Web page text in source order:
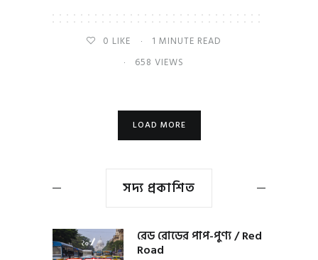
0 LIKE
1 MINUTE READ
658 VIEWS
LOAD MORE
সদ্য প্রকাশিত
রেড রোডের পাপ-পুণ্য / Red
Road